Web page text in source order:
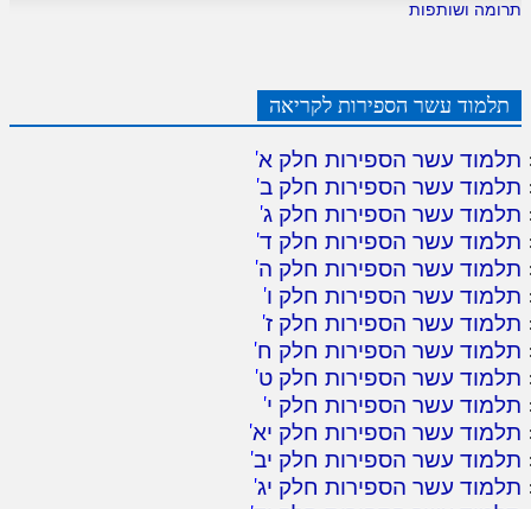
תרומה ושותפות
תלמוד עשר הספירות לקריאה
תלמוד עשר הספירות חלק א'
תלמוד עשר הספירות חלק ב'
תלמוד עשר הספירות חלק ג'
תלמוד עשר הספירות חלק ד'
תלמוד עשר הספירות חלק ה'
תלמוד עשר הספירות חלק ו'
תלמוד עשר הספירות חלק ז'
תלמוד עשר הספירות חלק ח'
תלמוד עשר הספירות חלק ט'
תלמוד עשר הספירות חלק י'
תלמוד עשר הספירות חלק יא'
תלמוד עשר הספירות חלק יב'
תלמוד עשר הספירות חלק יג'